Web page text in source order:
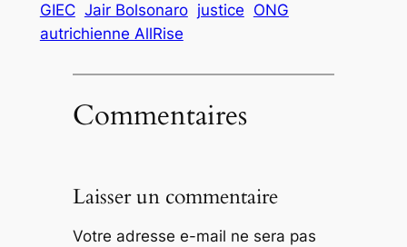
GIEC Jair Bolsonaro justice ONG
autrichienne AllRise
Commentaires
Laisser un commentaire
Votre adresse e-mail ne sera pas